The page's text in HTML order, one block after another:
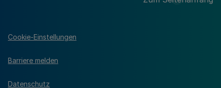
Cookie-Einstellungen
Barriere melden
Datenschutz